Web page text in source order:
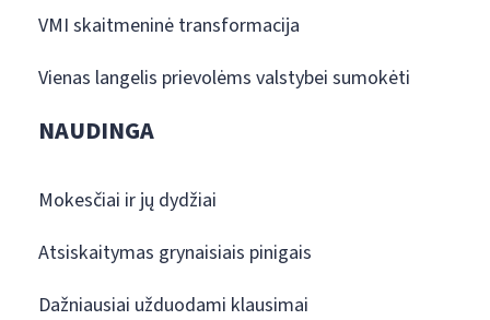
VMI skaitmeninė transformacija
Vienas langelis prievolėms valstybei sumokėti
NAUDINGA
Mokesčiai ir jų dydžiai
Atsiskaitymas grynaisiais pinigais
Dažniausiai užduodami klausimai